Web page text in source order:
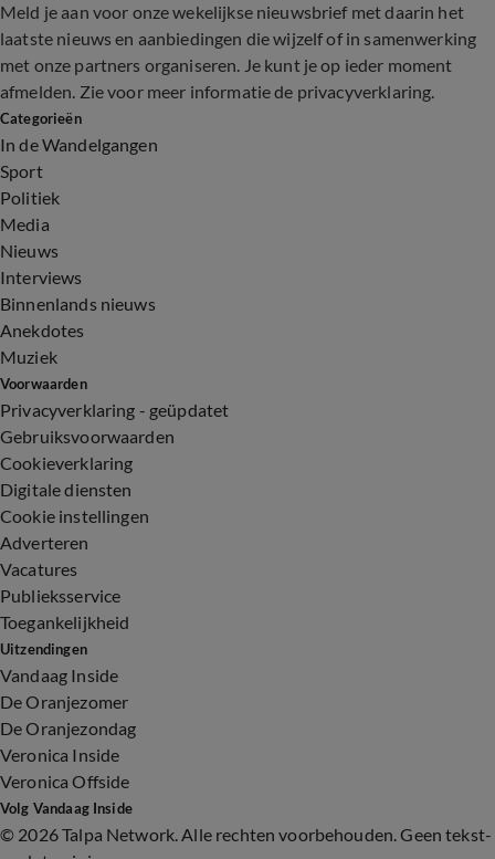
Meld je aan voor onze wekelijkse nieuwsbrief met daarin het
laatste nieuws en aanbiedingen die wijzelf of in samenwerking
met onze partners organiseren. Je kunt je op ieder moment
afmelden. Zie voor meer informatie de privacyverklaring.
Categorieën
In de Wandelgangen
Sport
Politiek
Media
Nieuws
Interviews
Binnenlands nieuws
Anekdotes
Muziek
Voorwaarden
Privacyverklaring - geüpdatet
Gebruiksvoorwaarden
Cookieverklaring
Digitale diensten
Cookie instellingen
Adverteren
Vacatures
Publieksservice
Toegankelijkheid
Uitzendingen
Vandaag Inside
De Oranjezomer
De Oranjezondag
Veronica Inside
Veronica Offside
Volg Vandaag Inside
© 2026 Talpa Network. Alle rechten voorbehouden. Geen tekst-